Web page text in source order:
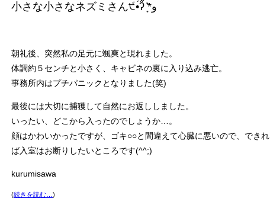
小さな小さなネズミさん੯•́ʔ̋ ͙͛*و
朝礼後、突然私の足元に颯爽と現れました。
体調約５センチと小さく、キャビネの裏に入り込み逃亡。
事務所内はプチパニックとなりました(笑)
最後には大切に捕獲して自然にお返ししました。
いったい、どこから入ったのでしょうか…。
顔はかわいかったですが、ゴキ○○と間違えて心臓に悪いので、できれ
ば入室はお断りしたいところです(^^;)
kurumisawa
(続きを読む… )